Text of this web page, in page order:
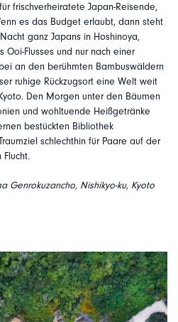
frischverheiratete Japan-Reisende,
es das Budget erlaubt, dann steht
ganz Japans in Hoshinoya,
Ooi-Flusses und nur nach einer
an den berühmten Bambuswäldern
ruhige Rückzugsort eine Welt weit
Den Morgen unter den Bäumen
und wohltuende Heißgetränke
bestückten Bibliothek
schlechthin für Paare auf der
Flucht.
Genrokuzancho, Nishikyo-ku, Kyoto